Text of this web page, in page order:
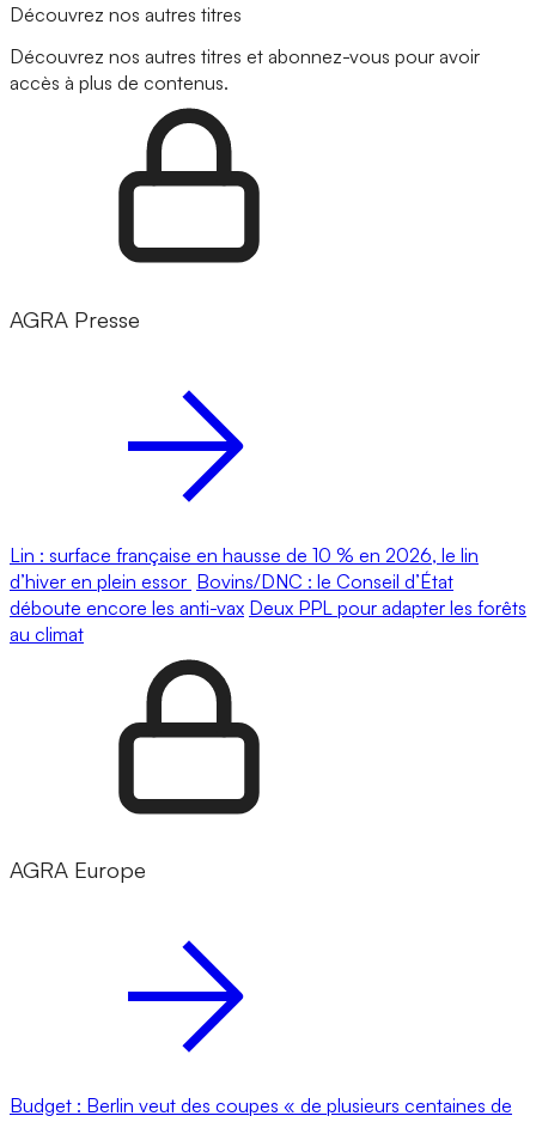
Découvrez nos autres titres
Découvrez nos autres titres et abonnez-vous pour avoir
accès à plus de contenus.
AGRA Presse
Lin : surface française en hausse de 10 % en 2026, le lin
d’hiver en plein essor Bovins/DNC : le Conseil d’État
déboute encore les anti-vax Deux PPL pour adapter les forêts
au climat
AGRA Europe
Budget : Berlin veut des coupes « de plusieurs centaines de